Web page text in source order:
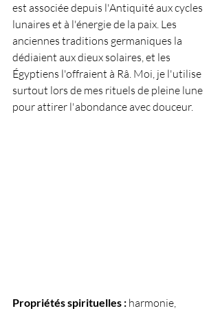
est associée depuis l'Antiquité aux cycles
lunaires et à l'énergie de la paix. Les
anciennes traditions germaniques la
dédiaient aux dieux solaires, et les
Égyptiens l'offraient à Râ. Moi, je l'utilise
surtout lors de mes rituels de pleine lune
pour attirer l'abondance avec douceur.
Propriétés spirituelles : harmonie,